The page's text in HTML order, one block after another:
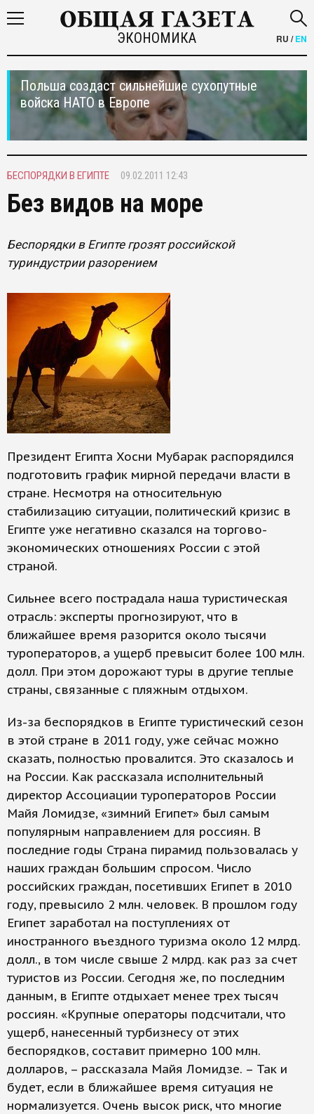
ЭКОНОМИКА RU /EN
Польша создаст сильнейшие сухопутные
войска НАТО в Европе
БЕСПОРЯДКИ В ЕГИПТЕ 09.02.2011 12:43
Без видов на море
Беспорядки в Египте грозят российской
туриндустрии разорением
Президент Египта Хосни Мубарак распорядился
подготовить график мирной передачи власти в
стране. Несмотря на относительную
стабилизацию ситуации, политический кризис в
Египте уже негативно сказался на торгово-
экономических отношениях России с этой
страной.
Сильнее всего пострадала наша туристическая
отрасль: эксперты прогнозируют, что в
ближайшее время разорится около тысячи
туроператоров, а ущерб превысит более 100 млн.
долл. При этом дорожают туры в другие теплые
страны, связанные с пляжным отдыхом.
Из-за беспорядков в Египте туристический сезон
в этой стране в 2011 году, уже сейчас можно
сказать, полностью провалится. Это сказалось и
на России. Как рассказала исполнительный
директор Ассоциации туроператоров России
Майя Ломидзе, «зимний Египет» был самым
популярным направлением для россиян. В
последние годы Страна пирамид пользовалась у
наших граждан большим спросом. Число
российских граждан, посетивших Египет в 2010
году, превысило 2 млн. человек. В прошлом году
Египет заработал на поступлениях от
иностранного въездного туризма около 12 млрд.
долл., в том числе свыше 2 млрд. как раз за счет
туристов из России. Сегодня же, по последним
данным, в Египте отдыхает менее трех тысяч
россиян. «Крупные операторы подсчитали, что
ущерб, нанесенный турбизнесу от этих
беспорядков, составит примерно 100 млн.
долларов, – рассказала Майя Ломидзе. – Так и
будет, если в ближайшее время ситуация не
нормализуется. Очень высок риск, что многие